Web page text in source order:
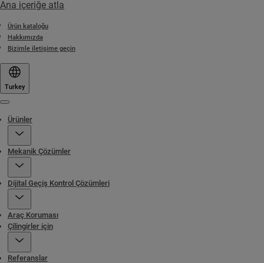
Ana içeriğe atla
Ürün kataloğu
Hakkımızda
Bizimle iletişime geçin
Turkey
Ürünler
Mekanik Çözümler
Dijital Geçiş Kontrol Çözümleri
Araç Koruması
Çilingirler için
Referanslar